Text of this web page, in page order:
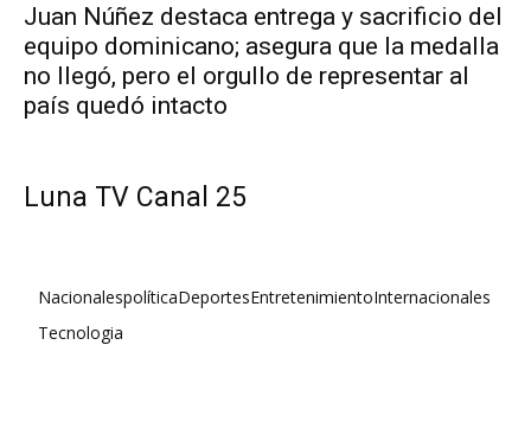
Juan Núñez destaca entrega y sacrificio del
equipo dominicano; asegura que la medalla
no llegó, pero el orgullo de representar al
país quedó intacto
Luna TV Canal 25
NacionalespolíticaDeportesEntretenimientoInternacionales
Tecnologia